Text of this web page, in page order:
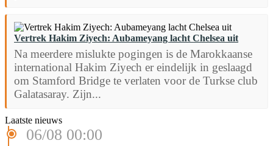
Vertrek Hakim Ziyech: Aubameyang lacht Chelsea uit
Na meerdere mislukte pogingen is de Marokkaanse
international Hakim Ziyech er eindelijk in geslaagd
om Stamford Bridge te verlaten voor de Turkse club
Galatasaray. Zijn...
Laatste nieuws
06/08 00:00